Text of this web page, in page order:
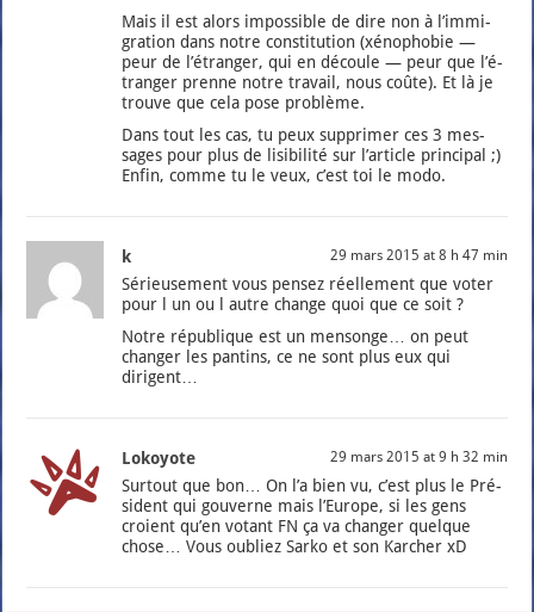
Mais il est alors impos­sible de dire non à l’im­mi­
gra­tion dans notre consti­tu­tion (xéno­pho­bie —
peur de l’é­tran­ger, qui en découle — peur que l’é­
tran­ger prenne notre tra­vail, nous coûte). Et là je
trouve que cela pose pro­blème.
Dans tout les cas, tu peux sup­pri­mer ces 3 mes­
sages pour plus de lisi­bi­li­té sur l’ar­ticle prin­ci­pal ;)
Enfin, comme tu le veux, c’est toi le modo.
k 29 mars 2015 at 8 h 47 min
Sérieu­se­ment vous pen­sez réel­le­ment que voter
pour l un ou l autre change quoi que ce soit ?
Notre répu­blique est un men­songe… on peut
chan­ger les pan­tins, ce ne sont plus eux qui
dirigent…
Lokoyote 29 mars 2015 at 9 h 32 min
Sur­tout que bon… On l’a bien vu, c’est plus le Pré­
sident qui gou­verne mais l’Eu­rope, si les gens
croient qu’en votant FN ça va chan­ger quelque
chose… Vous oubliez Sar­ko et son Kar­cher xD